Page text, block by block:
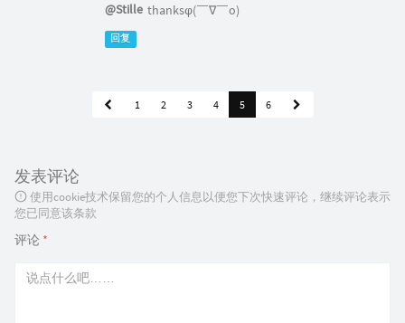
@Stille thanksφ(￣∇￣o)
回复
1 2 3 4 5 6
发表评论
使用cookie技术保留您的个人信息以便您下次快速评论，继续评论表示
您已同意该条款
评论 *